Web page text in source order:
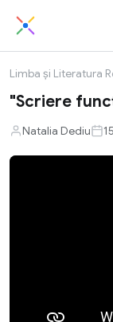
Limba și Literatura
"Scriere
Natalia Dediu